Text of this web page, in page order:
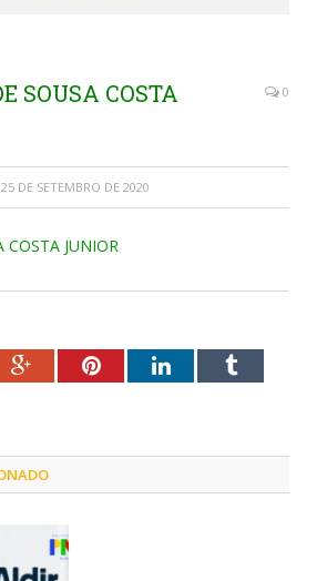
SOUSA COSTA
0
25 DE SETEMBRO DE 2020
COSTA JUNIOR
Google+PinterestLinkedInTumblr